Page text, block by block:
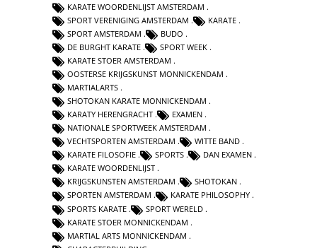
KARATE WOORDENLIJST AMSTERDAM
SPORT VERENIGING AMSTERDAM
KARATE
SPORT AMSTERDAM
BUDO
DE BURGHT KARATE
SPORT WEEK
KARATE STOER AMSTERDAM
OOSTERSE KRIJGSKUNST MONNICKENDAM
MARTIALARTS
SHOTOKAN KARATE MONNICKENDAM
KARATY HERENGRACHT
EXAMEN
NATIONALE SPORTWEEK AMSTERDAM
VECHTSPORTEN AMSTERDAM
WITTE BAND
KARATE FILOSOFIE
SPORTS
DAN EXAMEN
KARATE WOORDENLIJST
KRIJGSKUNSTEN AMSTERDAM
SHOTOKAN
SPORTEN AMSTERDAM
KARATE PHILOSOPHY
SPORTS KARATE
SPORT WERELD
KARATE STOER MONNICKENDAM
MARTIAL ARTS MONNICKENDAM